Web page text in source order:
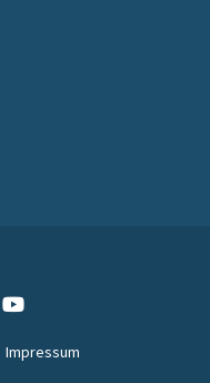
Impressum